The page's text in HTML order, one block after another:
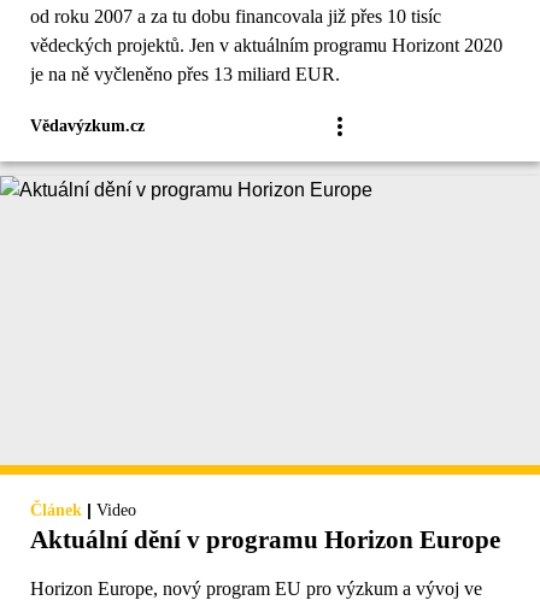
od roku 2007 a za tu dobu financovala již přes 10 tisíc
vědeckých projektů. Jen v aktuálním programu Horizont 2020
je na ně vyčleněno přes 13 miliard EUR.
Vědavýzkum.cz
Článek | Video
Aktuální dění v programu Horizon Europe
Horizon Europe, nový program EU pro výzkum a vývoj ve